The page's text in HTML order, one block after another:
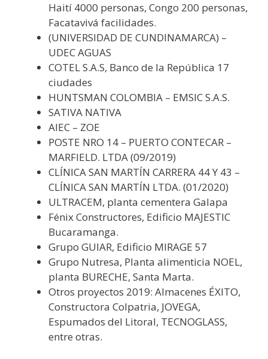
Haití 4000 personas, Congo 200 personas,
Facatavivá facilidades.
(UNIVERSIDAD DE CUNDINAMARCA) –
UDEC AGUAS
COTEL S.A.S, Banco de la República 17
ciudades
HUNTSMAN COLOMBIA – EMSIC S.A.S.
SATIVA NATIVA
AIEC – ZOE
POSTE NRO 14 – PUERTO CONTECAR –
MARFIELD. LTDA (09/2019)
CLÍNICA SAN MARTÍN CARRERA 44 Y 43 –
CLÍNICA SAN MARTÍN LTDA. (01/2020)
ULTRACEM, planta cementera Galapa
Fénix Constructores, Edificio MAJESTIC
Bucaramanga.
Grupo GUIAR, Edificio MIRAGE 57
Grupo Nutresa, Planta alimenticia NOEL,
planta BURECHE, Santa Marta.
Otros proyectos 2019: Almacenes ÉXITO,
Constructora Colpatria, JOVEGA,
Espumados del Litoral, TECNOGLASS,
entre otras.